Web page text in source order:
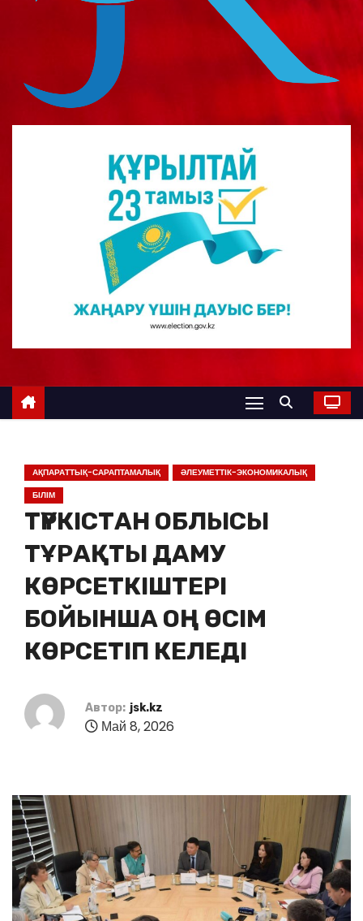
АҚПАРАТТЫҚ-САРАПТАМАЛЫҚ
ӘЛЕУМЕТТІК-ЭКОНОМИКАЛЫҚ
БІЛІМ
ТҮРКІСТАН ОБЛЫСЫ
ТҰРАҚТЫ ДАМУ
КӨРСЕТКІШТЕРІ
БОЙЫНША ОҢ ӨСІМ
КӨРСЕТІП КЕЛЕДІ
Автор: jsk.kz
Май 8, 2026